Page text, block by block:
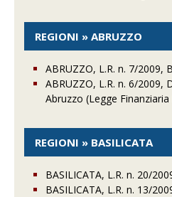
REGIONI » ABRUZZO
ABRUZZO, L.R. n. 7/2009,
ABRUZZO, L.R. n. 6/2009,
Abruzzo (Legge
REGIONI » BASILICATA
BASILICATA, L.R. n. 20/
BASILICATA, L.R. n. 13/